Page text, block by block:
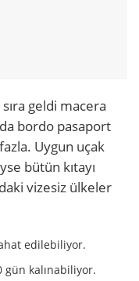
geldi macera
bordo pasaport
Uygun uçak
bütün kıtayı
vizesiz ülkeler
edilebiliyor.
gün kalınabiliyor.